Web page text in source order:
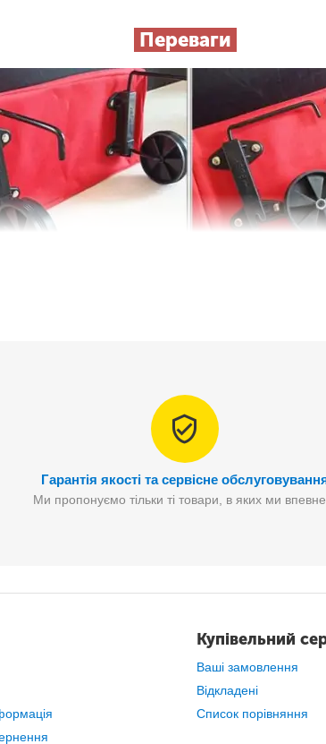
Переваги
навіть якщо ви зробили покупки на місяць
Особливості:
Гарантія якості та сервісне
Ми пропонуємо тільки ті товари, в яких ми
Купівельний
Ваші замовлення
Відкладені
Список порівняння